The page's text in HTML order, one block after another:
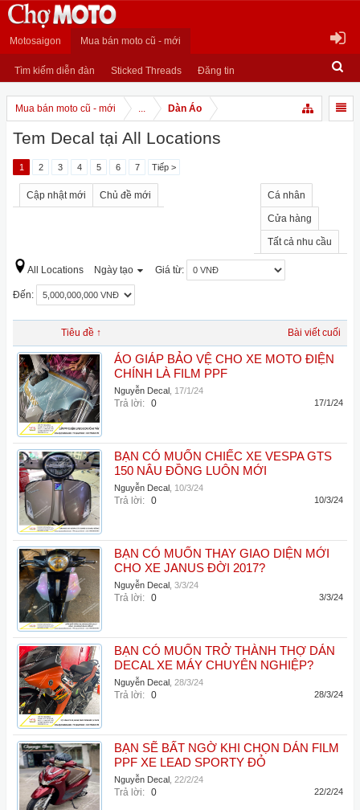
Motosaigon Mua bán moto cũ - mới
Tìm kiếm diễn đàn Sticked Threads Đăng tin
Mua bán moto cũ - mới ... Dàn Áo
Tem Decal tại All Locations
1 2 3 4 5 6 7 Tiếp >
Cập nhật mới Chủ đề mới Cá nhân
Cửa hàng
Tất cả nhu cầu
All Locations Ngày tạo Giá từ:
Đến:
Tiêu đề ↑ Bài viết cuối
ÁO GIÁP BẢO VỆ CHO XE MOTO ĐIỆN
CHÍNH LÀ FILM PPF
Nguyễn Decal 17/1/24
Trả lời: 0 17/1/24
BẠN CÓ MUỐN CHIẾC XE VESPA GTS
150 NÂU ĐỒNG LUÔN MỚI
Nguyễn Decal 10/3/24
Trả lời: 0 10/3/24
BẠN CÓ MUỐN THAY GIAO DIỆN MỚI
CHO XE JANUS ĐỜI 2017?
Nguyễn Decal 3/3/24
Trả lời: 0 3/3/24
BẠN CÓ MUỐN TRỞ THÀNH THỢ DÁN
DECAL XE MÁY CHUYÊN NGHIỆP?
Nguyễn Decal 28/3/24
Trả lời: 0 28/3/24
BẠN SẼ BẤT NGỜ KHI CHỌN DÁN FILM
PPF XE LEAD SPORTY ĐỎ
Nguyễn Decal 22/2/24
Trả lời: 0 22/2/24